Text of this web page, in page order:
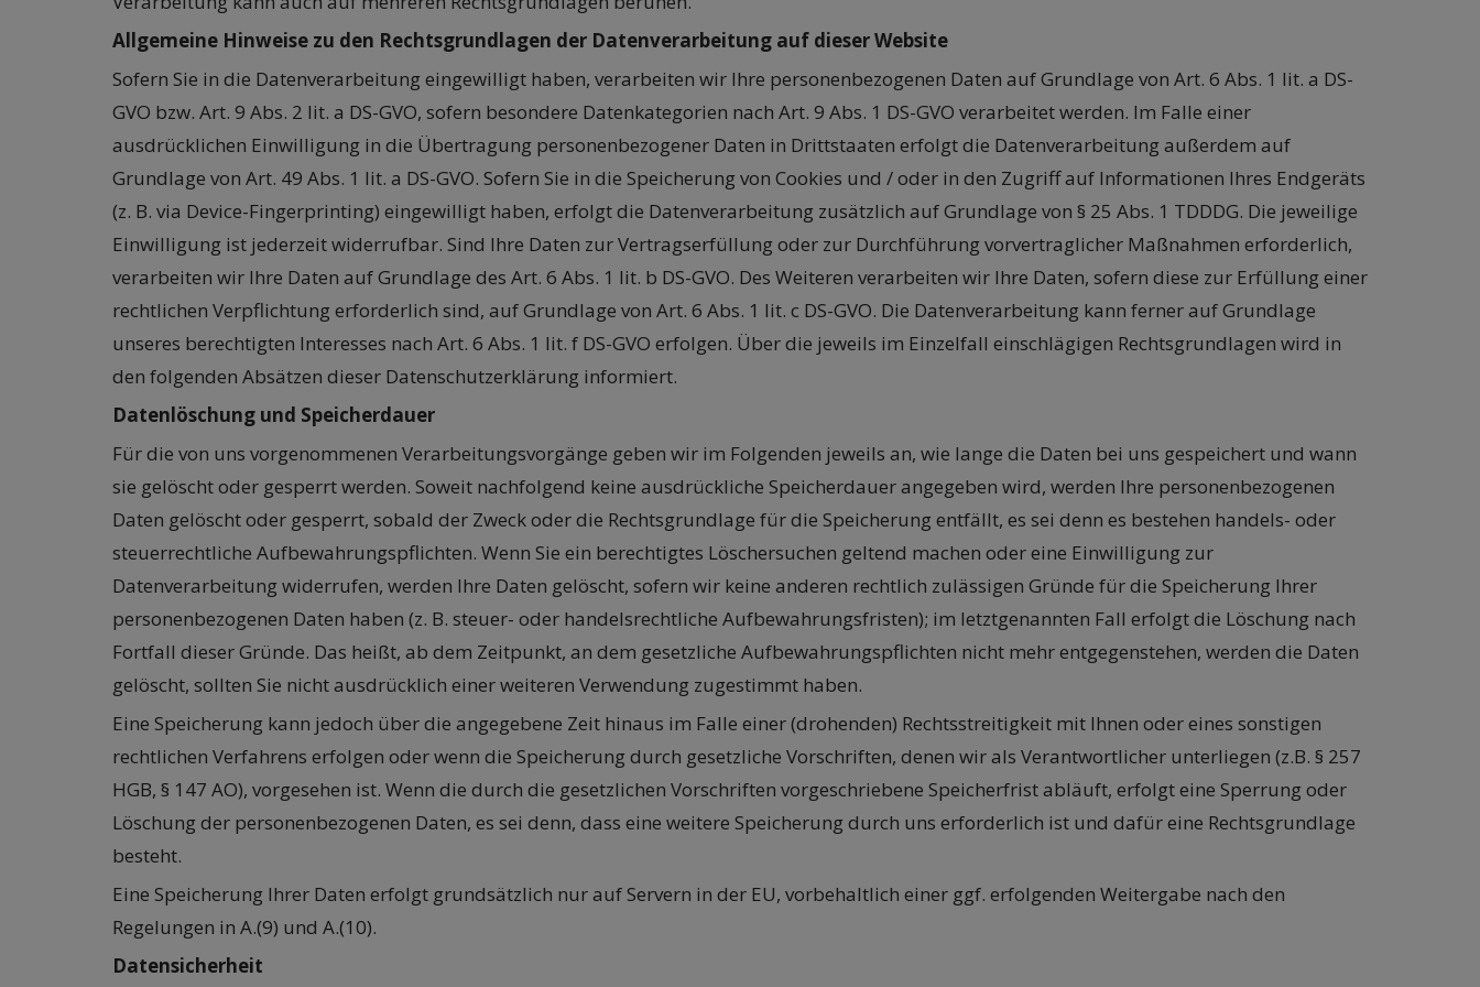
Allgemeine Hinweise zu den Rechtsgrundlagen der Datenverarbeitung auf dieser Website
Sofern Sie in die Datenverarbeitung eingewilligt haben, verarbeiten wir Ihre personenbezogenen Daten auf Grundlage von Art. 6 Abs. 1 lit. a DS-
GVO bzw. Art. 9 Abs. 2 lit. a DS-GVO, sofern besondere Datenkategorien nach Art. 9 Abs. 1 DS-GVO verarbeitet werden. Im Falle einer
ausdrücklichen Einwilligung in die Übertragung personenbezogener Daten in Drittstaaten erfolgt die Datenverarbeitung außerdem auf
Grundlage von Art. 49 Abs. 1 lit. a DS-GVO. Sofern Sie in die Speicherung von Cookies und / oder in den Zugriff auf Informationen Ihres Endgeräts
(z. B. via Device-Fingerprinting) eingewilligt haben, erfolgt die Datenverarbeitung zusätzlich auf Grundlage von § 25 Abs. 1 TDDDG. Die jeweilige
Einwilligung ist jederzeit widerrufbar. Sind Ihre Daten zur Vertragserfüllung oder zur Durchführung vorvertraglicher Maßnahmen erforderlich,
verarbeiten wir Ihre Daten auf Grundlage des Art. 6 Abs. 1 lit. b DS-GVO. Des Weiteren verarbeiten wir Ihre Daten, sofern diese zur Erfüllung einer
rechtlichen Verpflichtung erforderlich sind, auf Grundlage von Art. 6 Abs. 1 lit. c DS-GVO. Die Datenverarbeitung kann ferner auf Grundlage
unseres berechtigten Interesses nach Art. 6 Abs. 1 lit. f DS-GVO erfolgen. Über die jeweils im Einzelfall einschlägigen Rechtsgrundlagen wird in
den folgenden Absätzen dieser Datenschutzerklärung informiert.
Datenlöschung und Speicherdauer
Für die von uns vorgenommenen Verarbeitungsvorgänge geben wir im Folgenden jeweils an, wie lange die Daten bei uns gespeichert und wann
sie gelöscht oder gesperrt werden. Soweit nachfolgend keine ausdrückliche Speicherdauer angegeben wird, werden Ihre personenbezogenen
Daten gelöscht oder gesperrt, sobald der Zweck oder die Rechtsgrundlage für die Speicherung entfällt, es sei denn es bestehen handels- oder
steuerrechtliche Aufbewahrungspflichten. Wenn Sie ein berechtigtes Löschersuchen geltend machen oder eine Einwilligung zur
Datenverarbeitung widerrufen, werden Ihre Daten gelöscht, sofern wir keine anderen rechtlich zulässigen Gründe für die Speicherung Ihrer
personenbezogenen Daten haben (z. B. steuer- oder handelsrechtliche Aufbewahrungsfristen); im letztgenannten Fall erfolgt die Löschung nach
Fortfall dieser Gründe. Das heißt, ab dem Zeitpunkt, an dem gesetzliche Aufbewahrungspflichten nicht mehr entgegenstehen, werden die Daten
gelöscht, sollten Sie nicht ausdrücklich einer weiteren Verwendung zugestimmt haben.
Eine Speicherung kann jedoch über die angegebene Zeit hinaus im Falle einer (drohenden) Rechtsstreitigkeit mit Ihnen oder eines sonstigen
rechtlichen Verfahrens erfolgen oder wenn die Speicherung durch gesetzliche Vorschriften, denen wir als Verantwortlicher unterliegen (z.B. § 257
HGB, § 147 AO), vorgesehen ist. Wenn die durch die gesetzlichen Vorschriften vorgeschriebene Speicherfrist abläuft, erfolgt eine Sperrung oder
Löschung der personenbezogenen Daten, es sei denn, dass eine weitere Speicherung durch uns erforderlich ist und dafür eine Rechtsgrundlage
besteht.
Eine Speicherung Ihrer Daten erfolgt grundsätzlich nur auf Servern in der EU, vorbehaltlich einer ggf. erfolgenden Weitergabe nach den
Regelungen in A.(9) und A.(10).
Datensicherheit